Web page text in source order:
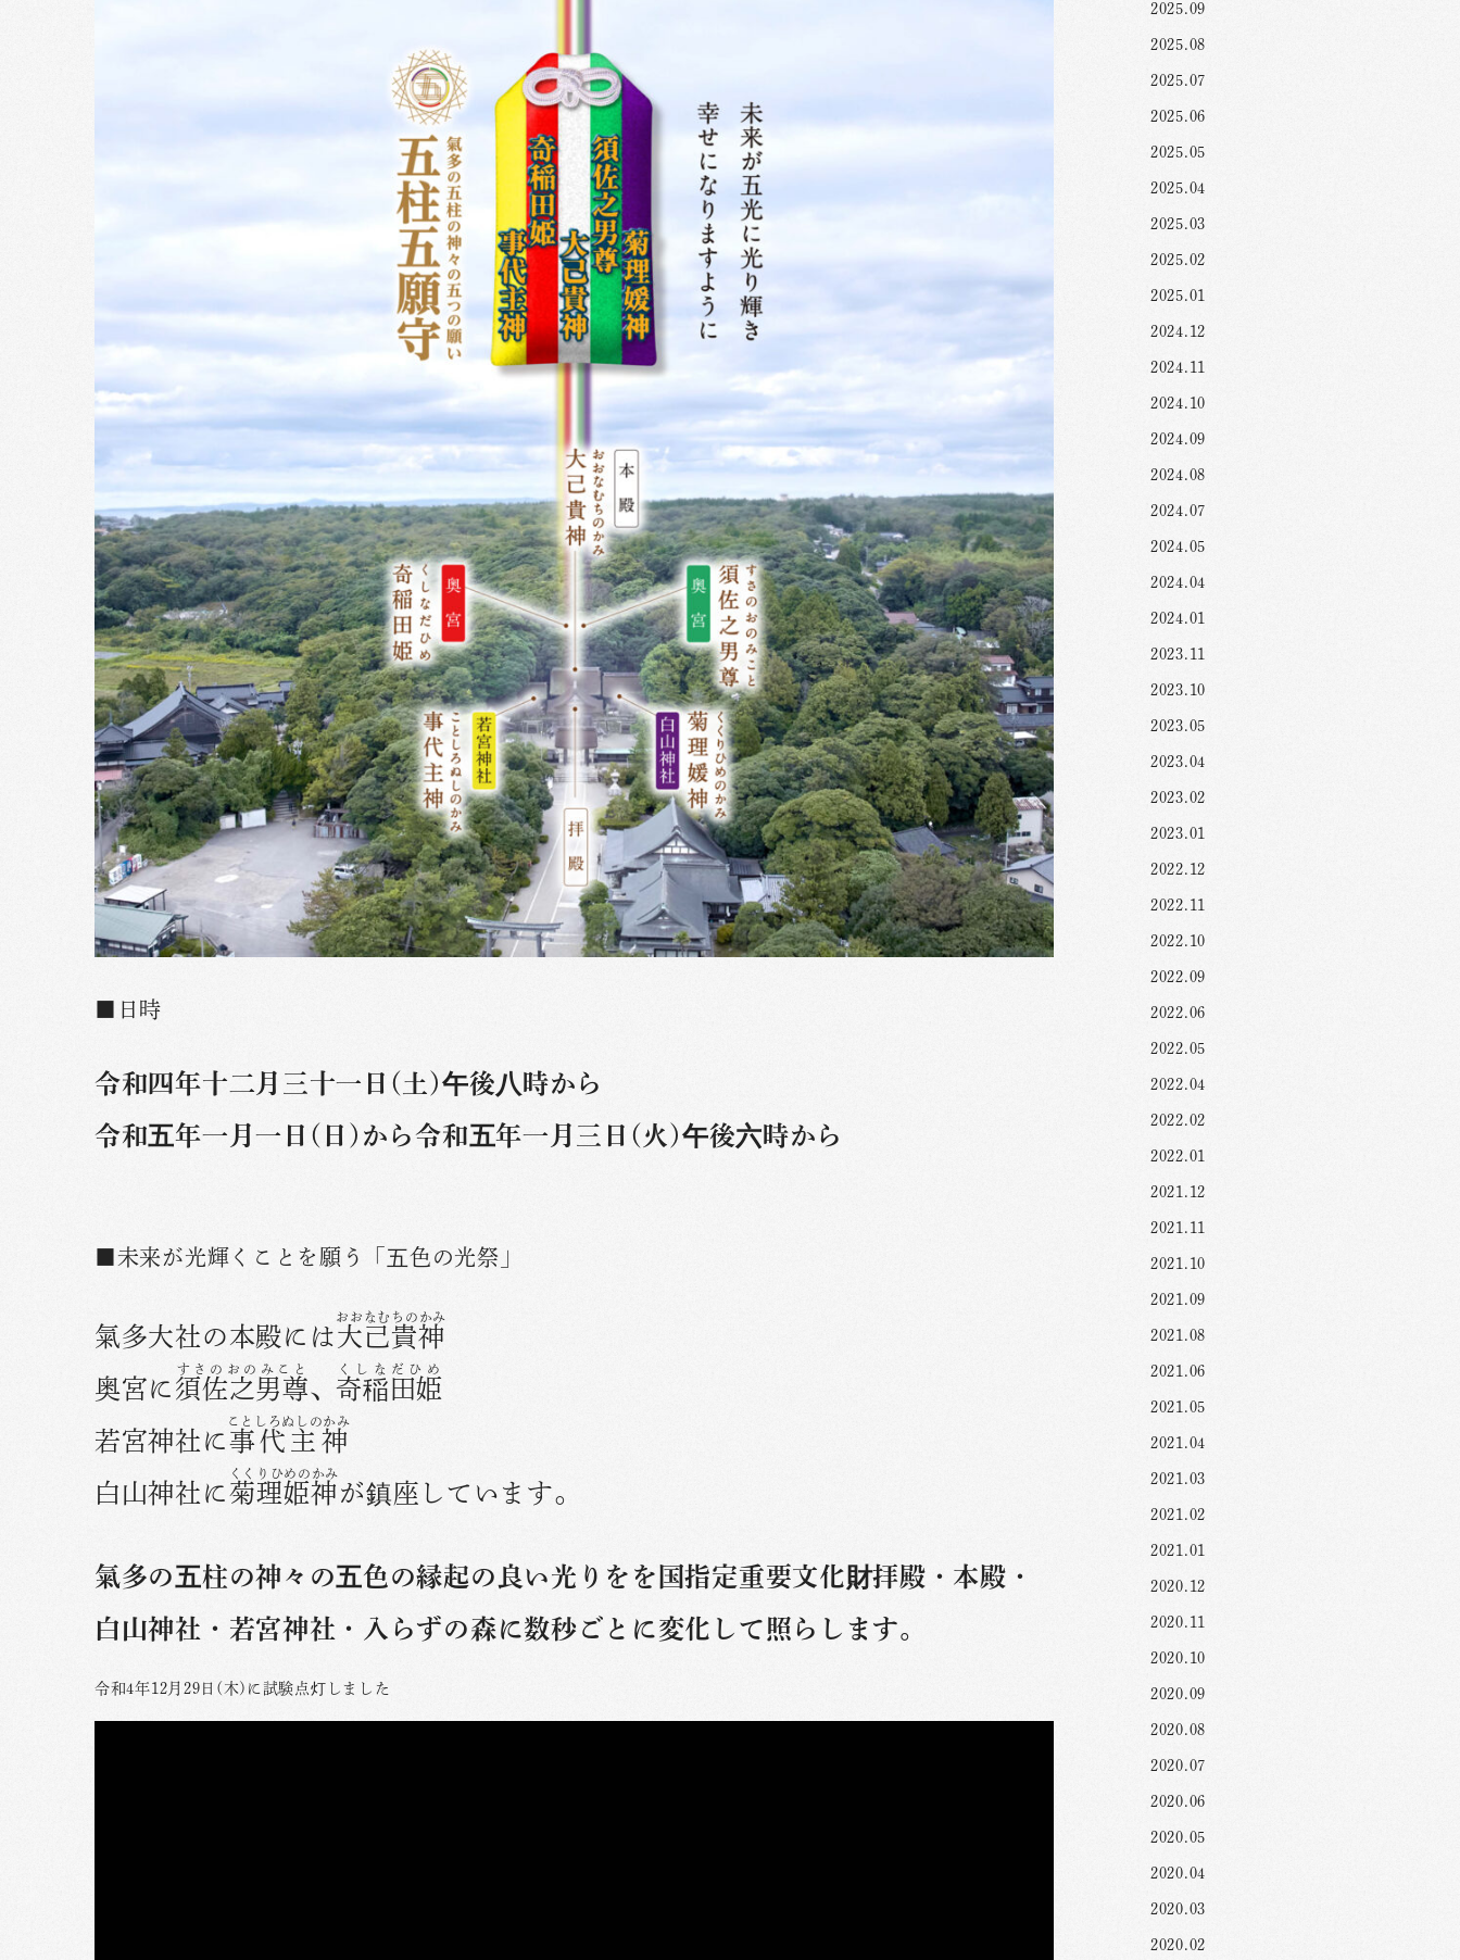
■日時
令和四年十二月三十一日(土)午後八時から
令和五年一月一日(日)から令和五年一月三日(火)午後六時から
■未来が光輝くことを願う「五色の光祭」
氣多大社の本殿には大己貴神
おおなむちのかみ
奥宮に 須佐之男尊
すさのおのみこと
、奇稲田姫
くしなだひめ
若宮神社に事代主神
ことしろぬしのかみ
白山神社に菊理姫神
くくりひめのかみ
が鎮座しています。
氣多の五柱の神々の五色の縁起の良い光りをを国指定重要文化財拝殿・本殿・
白山神社・若宮神社・入らずの森に数秒ごとに変化して照らします。
令和4年12月29日(木)に試験点灯しました
2025.09
2025.08
2025.07
2025.06
2025.05
2025.04
2025.03
2025.02
2025.01
2024.12
2024.11
2024.10
2024.09
2024.08
2024.07
2024.05
2024.04
2024.01
2023.11
2023.10
2023.05
2023.04
2023.02
2023.01
2022.12
2022.11
2022.10
2022.09
2022.06
2022.05
2022.04
2022.02
2022.01
2021.12
2021.11
2021.10
2021.09
2021.08
2021.06
2021.05
2021.04
2021.03
2021.02
2021.01
2020.12
2020.11
2020.10
2020.09
2020.08
2020.07
2020.06
2020.05
2020.04
2020.03
2020.02